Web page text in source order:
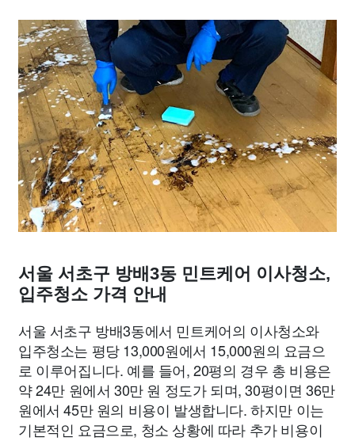
서울 서초구 방배3동 민트케어 이사청소,
입주청소 가격 안내
서울 서초구 방배3동에서 민트케어의 이사청소와
입주청소는 평당 13,000원에서 15,000원의 요금으
로 이루어집니다. 예를 들어, 20평의 경우 총 비용은
약 24만 원에서 30만 원 정도가 되며, 30평이면 36만
원에서 45만 원의 비용이 발생합니다. 하지만 이는
기본적인 요금으로, 청소 상황에 따라 추가 비용이